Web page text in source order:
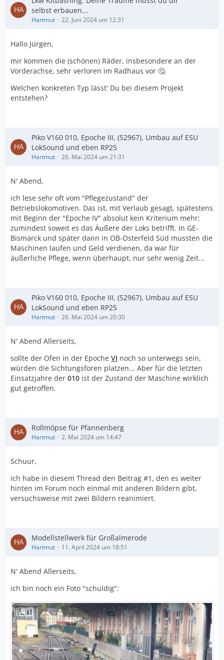
selbst erbauen...
Hartmut 22. Juni 2024 um 12:31
Hallo Jürgen,
mir kommen die (schönen) Räder, insbesondere an der
Vorderachse, sehr verloren im Radhaus vor 🤔
Welchen konkreten Typ lässt' Du bei diesem Projekt
entstehen?
Piko V160 010, Epoche III, (52967), Umbau auf ESU
LokSound und eben RP25
Hartmut 26. Mai 2024 um 21:31
N' Abend,
ich lese sehr oft vom "Pflegezustand" der
Betriebslokomotiven. Das ist, mit Verlaub gesagt, spätestens
mit Beginn der "Epoche IV" absolut kein Kriterium mehr;
zumindest soweit es das Äußere der Loks betrifft. In GE-
Bismarck und später dann in OB-Osterfeld Süd mussten die
Maschinen laufen und Geld verdienen, da war für
äußerliche Pflege, wenn überhaupt, nur sehr wenig Zeit...
Piko V160 010, Epoche III, (52967), Umbau auf ESU
LokSound und eben RP25
Hartmut 26. Mai 2024 um 20:30
N' Abend Allerseits,
sollte der Ofen in der Epoche VI noch so unterwegs sein,
würden die Sichtungsforen platzen... Aber für die letzten
Einsatzjahre der 010 ist der Zustand der Maschine wirklich
gut getroffen.
Rollmöpse für Pfannenberg
Hartmut 2. Mai 2024 um 14:47
Schuur,
ich habe in diesem Thread den Beitrag #1, den es weiter
hinten im Forum noch einmal mit anderen Bildern gibt,
versuchsweise mit zwei Bildern reanimiert.
Modellstellwerk für Großalmerode
Hartmut 11. April 2024 um 18:51
N' Abend Allerseits,
ich bin noch ein Foto "schuldig":